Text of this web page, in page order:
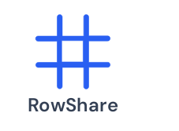
RowShare